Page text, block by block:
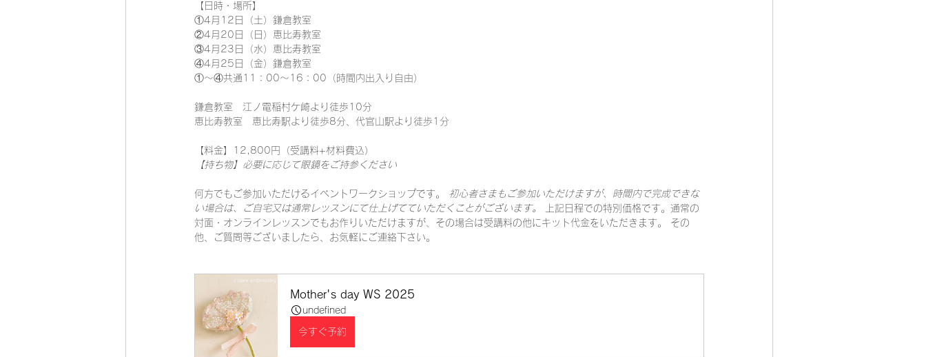
【日時・場所】
①4月12日（土）鎌倉教室
②4月20日（日）恵比寿教室
③4月23日（水）恵比寿教室
④4月25日（金）鎌倉教室
①～④共通11：00～16：00（時間内出入り自由）
鎌倉教室　江ノ電稲村ケ崎より徒歩10分
恵比寿教室　恵比寿駅より徒歩8分、代官山駅より徒歩1分
【料金】12,800円（受講料+材料費込）
【持ち物】必要に応じて眼鏡をご持参ください
何方でもご参加いただけるイベントワークショップです。 初心者さまもご参加いただけますが、時間内で完成できな
い場合は、ご自宅又は通常レッスンにて仕上げてていただくことがございます。
上記日程での特別価格です。通常の
対面・オンラインレッスンでもお作りいただけますが、その場合は受講料の他にキット代金をいただきます。 その
他、ご質問等ございましたら、お気軽にご連絡下さい。
Mother's day WS 2025
undefined
今すぐ予約